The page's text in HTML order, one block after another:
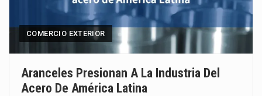
COMERCIO EXTERIOR
Aranceles Presionan A La Industria Del
Acero De América Latina